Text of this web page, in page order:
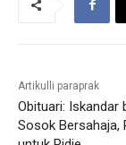
Artikulli paraprak
Obituari: Iskandar
Sosok Bersahaja,